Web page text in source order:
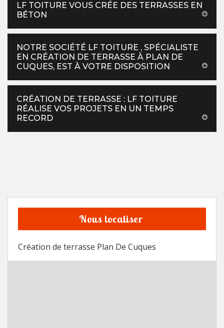
LF TOITURE VOUS CRÉE DES TERRASSES EN
BÉTON
NOTRE SOCIÉTÉ LF TOITURE , SPÉCIALISTE
EN CRÉATION DE TERRASSE À PLAN DE
CUQUES, EST À VOTRE DISPOSITION
CRÉATION DE TERRASSE : LF TOITURE
RÉALISE VOS PROJETS EN UN TEMPS
RECORD
Nous localiser
Création de terrasse Plan De Cuques